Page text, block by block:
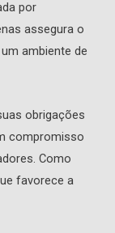
por
assegura o
ambiente de
obrigações
compromisso
Como
favorece a